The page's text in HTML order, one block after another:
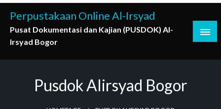
Skip
content
Perpustakaan Online Al-Irsyad
Pusat Dokumentasi dan Kajian (PUSDOK) Al-
Irsyad Bogor
Pusdok Alirsyad Bogor